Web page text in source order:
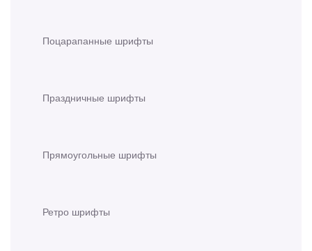
Поцарапанные шрифты
Праздничные шрифты
Прямоугольные шрифты
Ретро шрифты